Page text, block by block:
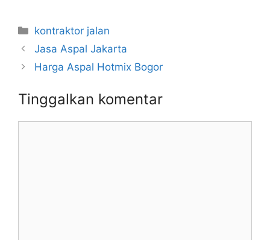
Kategori
kontraktor jalan
Jasa Aspal Jakarta
Harga Aspal Hotmix Bogor
Tinggalkan komentar